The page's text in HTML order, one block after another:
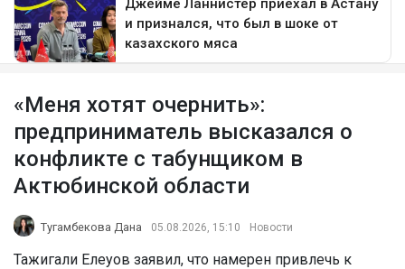
«Меня хотят очернить»:
предприниматель высказался о
конфликте с табунщиком в
Актюбинской области
Тугамбекова Дана 05.08.2026, 15:10 Новости
Тажигали Елеуов заявил, что намерен привлечь к